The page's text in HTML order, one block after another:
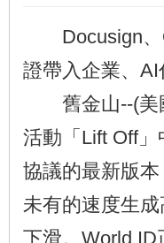
Docusign、
證帶入企業、
舊金山--(美國
活動「Lift Off
協議的最新版
未有的速度生
下滑。World